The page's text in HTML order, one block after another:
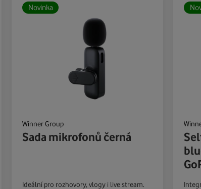
Novinka
Winner Group
Sada mikrofonů černá
Ideální pro rozhovory, vlogy i live stream.